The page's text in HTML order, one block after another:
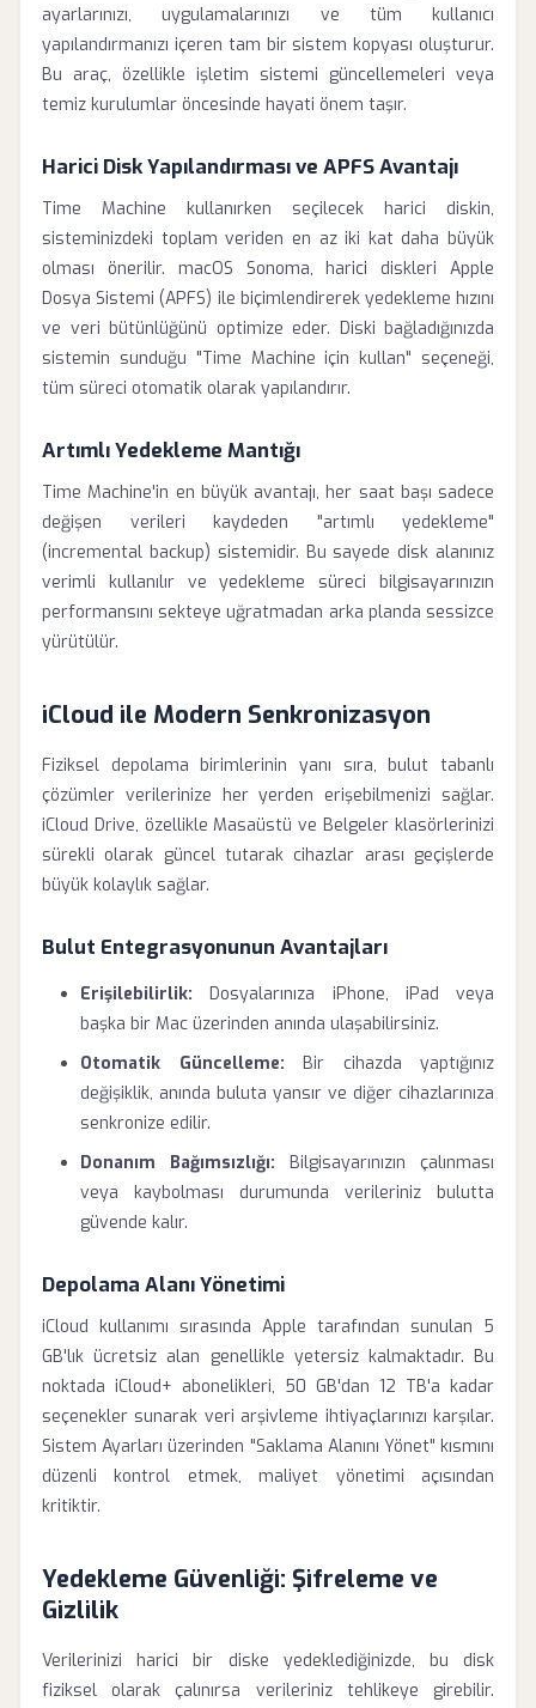
ayarlarınızı, uygulamalarınızı ve tüm kullanıcı
yapılandırmanızı içeren tam bir sistem kopyası oluşturur.
Bu araç, özellikle işletim sistemi güncellemeleri veya
temiz kurulumlar öncesinde hayati önem taşır.
Harici Disk Yapılandırması ve APFS Avantajı
Time Machine kullanırken seçilecek harici diskin,
sisteminizdeki toplam veriden en az iki kat daha büyük
olması önerilir. macOS Sonoma, harici diskleri Apple
Dosya Sistemi (APFS) ile biçimlendirerek yedekleme hızını
ve veri bütünlüğünü optimize eder. Diski bağladığınızda
sistemin sunduğu "Time Machine için kullan" seçeneği,
tüm süreci otomatik olarak yapılandırır.
Artımlı Yedekleme Mantığı
Time Machine'in en büyük avantajı, her saat başı sadece
değişen verileri kaydeden "artımlı yedekleme"
(incremental backup) sistemidir. Bu sayede disk alanınız
verimli kullanılır ve yedekleme süreci bilgisayarınızın
performansını sekteye uğratmadan arka planda sessizce
yürütülür.
iCloud ile Modern Senkronizasyon
Fiziksel depolama birimlerinin yanı sıra, bulut tabanlı
çözümler verilerinize her yerden erişebilmenizi sağlar.
iCloud Drive, özellikle Masaüstü ve Belgeler klasörlerinizi
sürekli olarak güncel tutarak cihazlar arası geçişlerde
büyük kolaylık sağlar.
Bulut Entegrasyonunun Avantajları
Erişilebilirlik: Dosyalarınıza iPhone, iPad veya
başka bir Mac üzerinden anında ulaşabilirsiniz.
Otomatik Güncelleme: Bir cihazda yaptığınız
değişiklik, anında buluta yansır ve diğer cihazlarınıza
senkronize edilir.
Donanım Bağımsızlığı: Bilgisayarınızın çalınması
veya kaybolması durumunda verileriniz bulutta
güvende kalır.
Depolama Alanı Yönetimi
iCloud kullanımı sırasında Apple tarafından sunulan 5
GB'lık ücretsiz alan genellikle yetersiz kalmaktadır. Bu
noktada iCloud+ abonelikleri, 50 GB'dan 12 TB'a kadar
seçenekler sunarak veri arşivleme ihtiyaçlarınızı karşılar.
Sistem Ayarları üzerinden "Saklama Alanını Yönet" kısmını
düzenli kontrol etmek, maliyet yönetimi açısından
kritiktir.
Yedekleme Güvenliği: Şifreleme ve
Gizlilik
Verilerinizi harici bir diske yedeklediğinizde, bu disk
fiziksel olarak çalınırsa verileriniz tehlikeye girebilir.